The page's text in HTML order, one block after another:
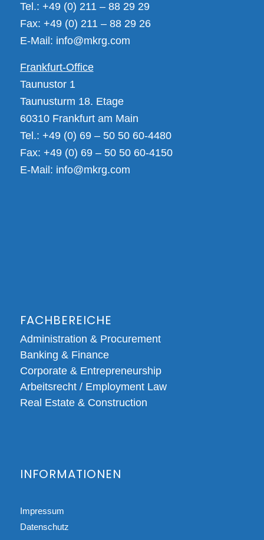
Tel.: +49 (0) 211 – 88 29 29
Fax: +49 (0) 211 – 88 29 26
E-Mail: info@mkrg.com
Frankfurt-Office
Taunustor 1
Taunusturm 18. Etage
60310 Frankfurt am Main
Tel.: +49 (0) 69 – 50 50 60-4480
Fax: +49 (0) 69 – 50 50 60-4150
E-Mail: info@mkrg.com
FACHBEREICHE
Administration & Procurement
Banking & Finance
Corporate & Entrepreneurship
Arbeitsrecht / Employment Law
Real Estate & Construction
INFORMATIONEN
Impressum
Datenschutz